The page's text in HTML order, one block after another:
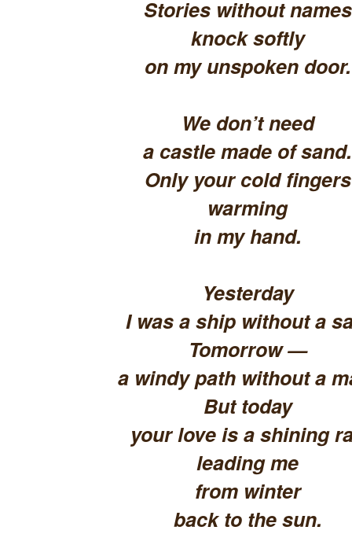
Stories without names
knock softly
on my unspoken door.
We don’t need
a castle made of sand.
Only your cold fingers
warming
in my hand.
Yesterday
I was a ship without a
Tomorrow —
a windy path without a
But today
your love is a shining
leading me
from winter
back to the sun.